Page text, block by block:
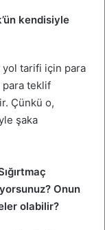
kendisiyle
yol tarifi için para
para teklif
Çünkü o,
şaka
Onun
olabilir?